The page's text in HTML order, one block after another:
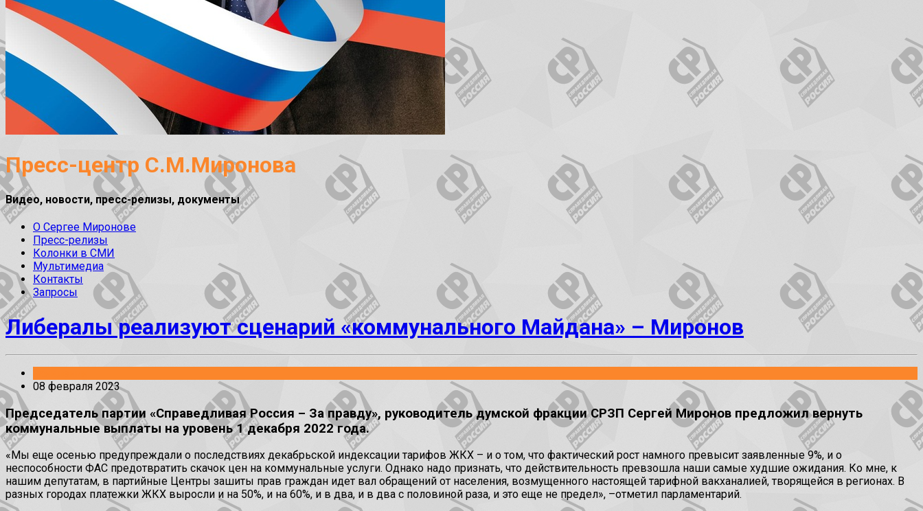
Пресс-центр С.М.Миронова
Видео, новости, пресс-релизы, документы
О Сергее Миронове
Пресс-релизы
Колонки в СМИ
Мультимедиа
Контакты
Запросы
Либералы реализуют сценарий «коммунального Майдана» – Миронов
08 февраля 2023
Председатель партии «Справедливая Россия – За правду», руководитель думской фракции СРЗП Сергей Миронов предложил вернуть
коммунальные выплаты на уровень 1 декабря 2022 года.
«Мы еще осенью предупреждали о последствиях декабрьской индексации тарифов ЖКХ – и о том, что фактический рост намного превысит заявленные 9%, и о
неспособности ФАС предотвратить скачок цен на коммунальные услуги. Однако надо признать, что действительность превзошла наши самые худшие ожидания. Ко мне, к
нашим депутатам, в партийные Центры зашиты прав граждан идет вал обращений от населения, возмущенного настоящей тарифной вакханалией, творящейся в регионах. В
разных городах платежки ЖКХ выросли и на 50%, и на 60%, и в два, и в два с половиной раза, и это еще не предел», –отметил парламентарий.